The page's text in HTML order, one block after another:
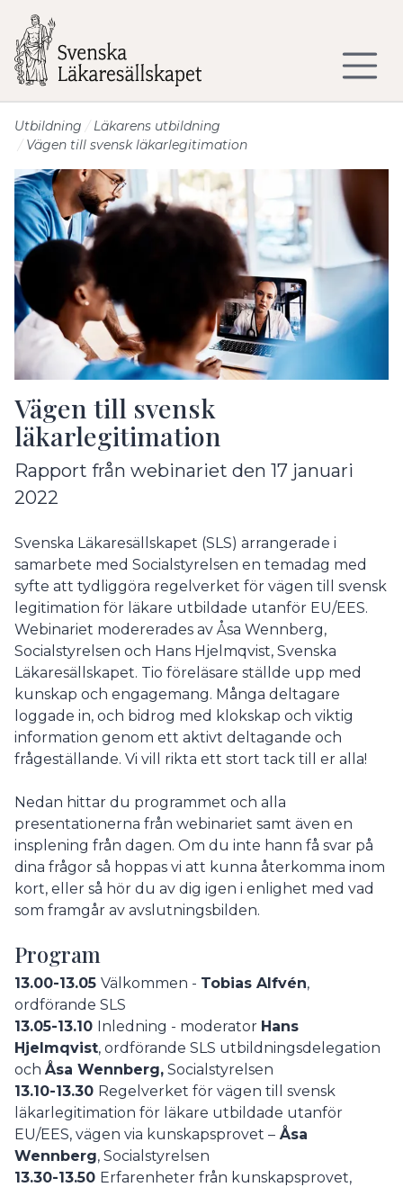
Utbildning
Läkarens utbildning
Vägen till svensk läkarlegitimation
Vägen till svensk
läkarlegitimation
Rapport från webinariet den 17 januari
2022
Svenska Läkaresällskapet (SLS) arrangerade i
samarbete med Socialstyrelsen en temadag med
syfte att tydliggöra regelverket för vägen till svensk
legitimation för läkare utbildade utanför EU/EES.
Webinariet modererades av Åsa Wennberg,
Socialstyrelsen och Hans Hjelmqvist, Svenska
Läkaresällskapet. Tio föreläsare ställde upp med
kunskap och engagemang. Många deltagare
loggade in, och bidrog med klokskap och viktig
information genom ett aktivt deltagande och
frågeställande. Vi vill rikta ett stort tack till er alla!
Nedan hittar du programmet och alla
presentationerna från webinariet samt även en
insplening från dagen. Om du inte hann få svar på
dina frågor så hoppas vi att kunna återkomma inom
kort, eller så hör du av dig igen i enlighet med vad
som framgår av avslutningsbilden.
Program
13.00-13.05 Välkommen - Tobias Alfvén,
ordförande SLS
13.05-13.10 Inledning - moderator Hans
Hjelmqvist, ordförande SLS utbildningsdelegation
och Åsa Wennberg, Socialstyrelsen
13.10-13.30 Regelverket för vägen till svensk
läkarlegitimation för läkare utbildade utanför
EU/EES, vägen via kunskapsprovet – Åsa
Wennberg, Socialstyrelsen
13.30-13.50 Erfarenheter från kunskapsprovet,